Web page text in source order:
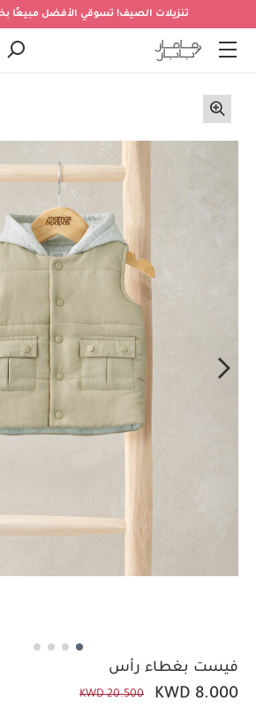
تنزيلات الصيف! تسوقي الأفضل مبيعًا بخصم
فيست بغطاء رأس
KWD 8.000
KWD 20.500